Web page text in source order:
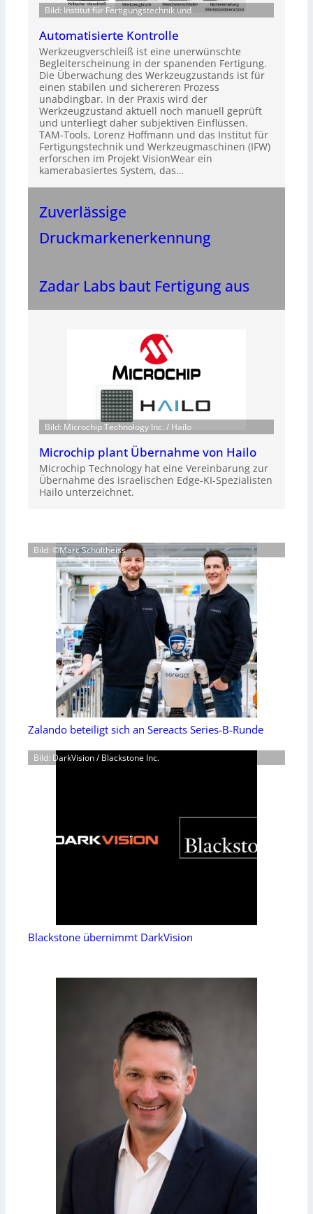
Bild: Institut für Fertigungstechnik und
Automatisierte Kontrolle
Werkzeugverschleiß ist eine unerwünschte
Begleiterscheinung in der spanenden Fertigung.
Die Überwachung des Werkzeugzustands ist für
einen stabilen und sichereren Prozess
unabdingbar. In der Praxis wird der
Werkzeugzustand aktuell noch manuell geprüft
und unterliegt daher subjektiven Einflüssen.
TAM-Tools, Lorenz Hoffmann und das Institut für
Fertigungstechnik und Werkzeugmaschinen (IFW)
erforschen im Projekt VisionWear ein
kamerabasiertes System, das…
Zuverlässige
Druckmarkenerkennung
Zadar Labs baut Fertigung aus
Bild: Microchip Technology Inc. / Hailo
Microchip plant Übernahme von Hailo
Microchip Technology hat eine Vereinbarung zur
Übernahme des israelischen Edge-KI-Spezialisten
Hailo unterzeichnet.
Bild: ©Marc Schultheiss
Zalando beteiligt sich an Sereacts Series-B-Runde
Bild: DarkVision / Blackstone Inc.
Blackstone übernimmt DarkVision